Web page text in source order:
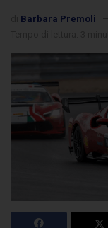
Barbara Premoli